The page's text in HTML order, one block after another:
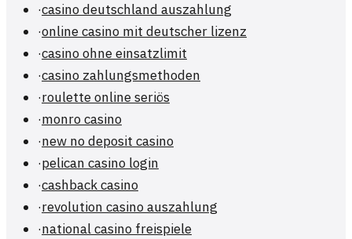
·casino deutschland auszahlung
·online casino mit deutscher lizenz
·casino ohne einsatzlimit
·casino zahlungsmethoden
·roulette online seriös
·monro casino
·new no deposit casino
·pelican casino login
·cashback casino
·revolution casino auszahlung
·national casino freispiele